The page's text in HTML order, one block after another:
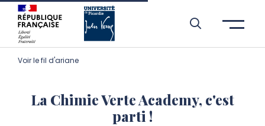
Aller à l’entête de page
Aller au menu principale
Aller au contenu principal
Aller à la recherche
Passer aux cookies
Aller au pied de page
Voir le fil d'ariane
La Chimie Verte Academy, c'est
parti !